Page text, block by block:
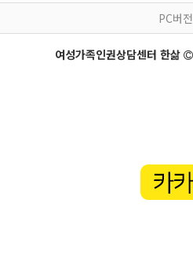
PC버전
여성가족인권상담센터 한삶